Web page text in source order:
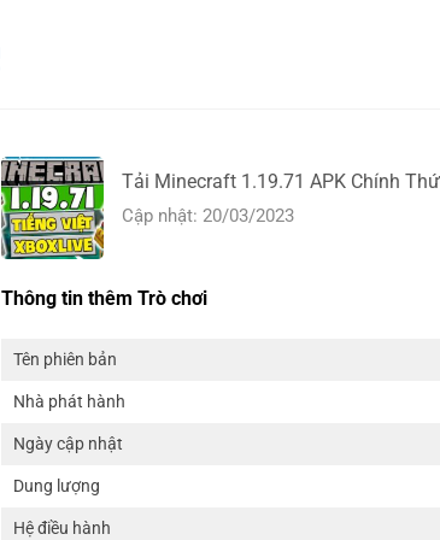
Tải Minecraft 1.19.71 APK Chính
Cập nhật: 20/03/2023
Thông tin thêm Trò chơi
Tên phiên bản
Nhà phát hành
Ngày cập nhật
Dung lượng
Hệ điều hành